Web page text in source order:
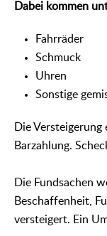
Dabei kommen
Fahrräder
Schmuck
Uhren
Sonstige
Die
Barzahlung.
Die Fundsachen
Beschaffenheit,
versteigert. Ein